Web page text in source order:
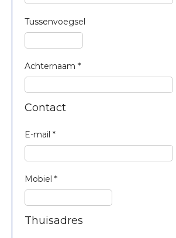
Tussenvoegsel
Achternaam *
Contact
E-mail *
Mobiel *
Thuisadres